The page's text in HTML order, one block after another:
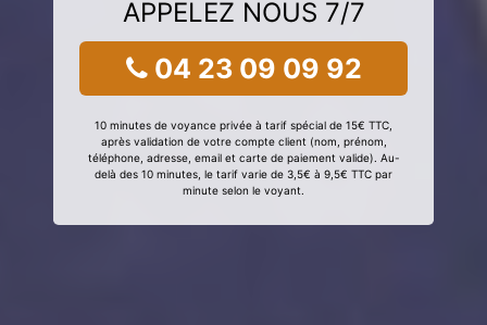
APPELEZ NOUS 7/7
04 23 09 09 92
10 minutes de voyance privée à tarif spécial de 15€ TTC,
après validation de votre compte client (nom, prénom,
téléphone, adresse, email et carte de paiement valide). Au-
delà des 10 minutes, le tarif varie de 3,5€ à 9,5€ TTC par
minute selon le voyant.